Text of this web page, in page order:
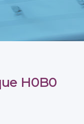
H0B0